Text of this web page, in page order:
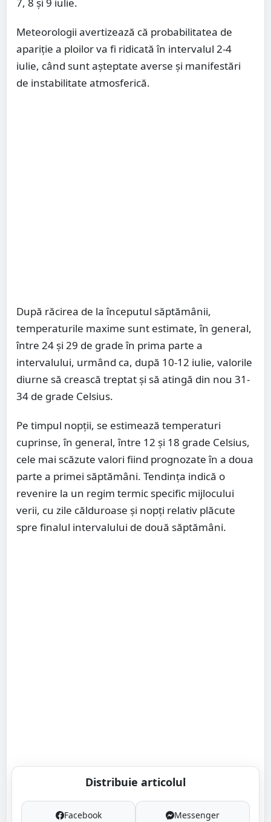
Meteorologii avertizează că probabilitatea de
apariție a ploilor va fi ridicată în intervalul 2-4
iulie, când sunt așteptate averse și manifestări
de instabilitate atmosferică.
După răcirea de la începutul săptămânii,
temperaturile maxime sunt estimate, în general,
între 24 și 29 de grade în prima parte a
intervalului, urmând ca, după 10-12 iulie, valorile
diurne să crească treptat și să atingă din nou 31-
34 de grade Celsius.
Pe timpul nopții, se estimează temperaturi
cuprinse, în general, între 12 și 18 grade Celsius,
cele mai scăzute valori fiind prognozate în a doua
parte a primei săptămâni. Tendința indică o
revenire la un regim termic specific mijlocului
verii, cu zile călduroase și nopți relativ plăcute
spre finalul intervalului de două săptămâni.
Distribuie articolul
Facebook Messenger